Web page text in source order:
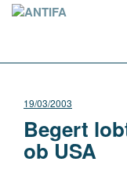
19/03/2003
Begert
ob USA